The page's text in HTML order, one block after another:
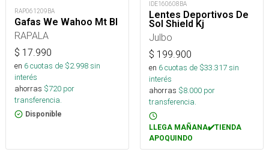
RAP061209BA
Gafas We Wahoo Mt Bl
RAPALA
$ 17.990
en 6cuotas de $2.998sin
interés
ahorras $720 por
transferencia.
Disponible
IDE160608BA
Lentes Deportivos De
Sol Shield Kj
Julbo
$ 199.900
en 6cuotas de $33.317sin
interés
ahorras $8.000 por
transferencia.
LLEGA MAÑANA✔️TIENDA
APOQUINDO